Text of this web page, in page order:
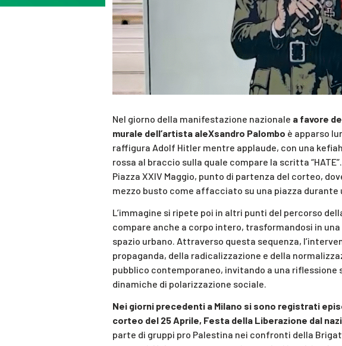
Nel giorno della manifestazione nazionale a favore
murale dell’artista aleXsandro Palombo è apparso
raffigura Adolf Hitler mentre applaude, con una
rossa al braccio sulla quale compare la scritta
Piazza XXIV Maggio, punto di partenza del corteo,
mezzo busto come affacciato su una piazza durante
L’immagine si ripete poi in altri punti del percorso
compare anche a corpo intero, trasformandosi in
spazio urbano. Attraverso questa sequenza,
propaganda, della radicalizzazione e della
pubblico contemporaneo, invitando a una riflessione
dinamiche di polarizzazione sociale.
Nei giorni precedenti a Milano si sono registrati
corteo del 25 Aprile, Festa della Liberazione dal
parte di gruppi pro Palestina nei confronti della